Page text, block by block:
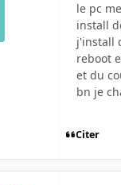
le pc
install
j'install
reboot
et du
bn je
Citer